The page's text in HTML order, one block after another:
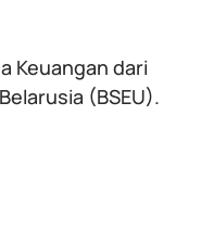
Keuangan dari
(BSEU).